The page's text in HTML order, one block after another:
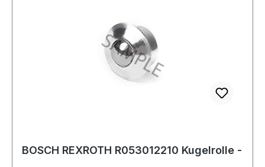
BOSCH REXROTH R053012210 Kugelrolle -